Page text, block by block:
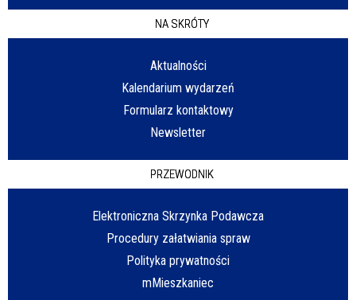
NA SKRÓTY
Aktualności
Kalendarium wydarzeń
Formularz kontaktowy
Newsletter
PRZEWODNIK
Elektroniczna Skrzynka Podawcza
Procedury załatwiania spraw
Polityka prywatności
mMieszkaniec